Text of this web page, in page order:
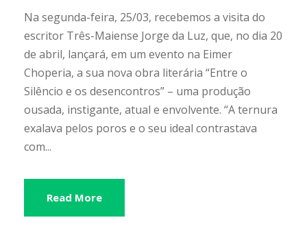
Na segunda-feira, 25/03, recebemos a visita do
escritor Três-Maiense Jorge da Luz, que, no dia 20
de abril, lançará, em um evento na Eimer
Choperia, a sua nova obra literária “Entre o
Silêncio e os desencontros” – uma produção
ousada, instigante, atual e envolvente. “A ternura
exalava pelos poros e o seu ideal contrastava
com...
Read More